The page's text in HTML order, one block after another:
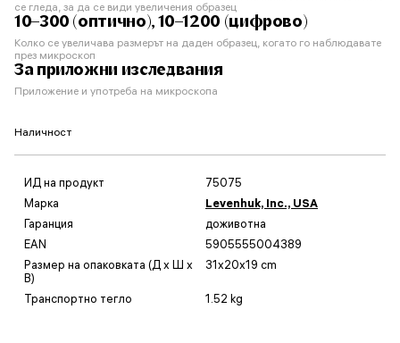
се гледа, за да се види увеличения образец
10–300 (оптично), 10–1200 (цифрово)
Колко се увеличава размерът на даден образец, когато го наблюдавате
през микроскоп
За приложни изследвания
Приложение и употреба на микроскопа
Наличност
ИД на продукт
75075
Марка
Levenhuk, Inc., USA
Гаранция
доживотна
EAN
5905555004389
Размер на опаковката (Д x Ш x
В)
31x20x19 cm
Транспортно тегло 1.52 kg